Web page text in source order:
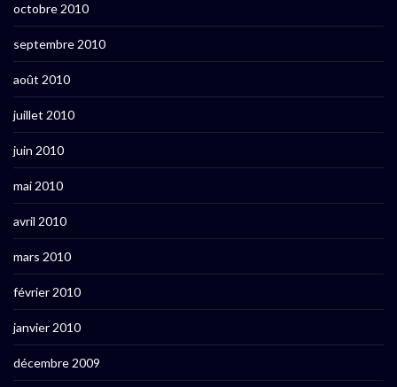
octobre 2010
septembre 2010
août 2010
juillet 2010
juin 2010
mai 2010
avril 2010
mars 2010
février 2010
janvier 2010
décembre 2009